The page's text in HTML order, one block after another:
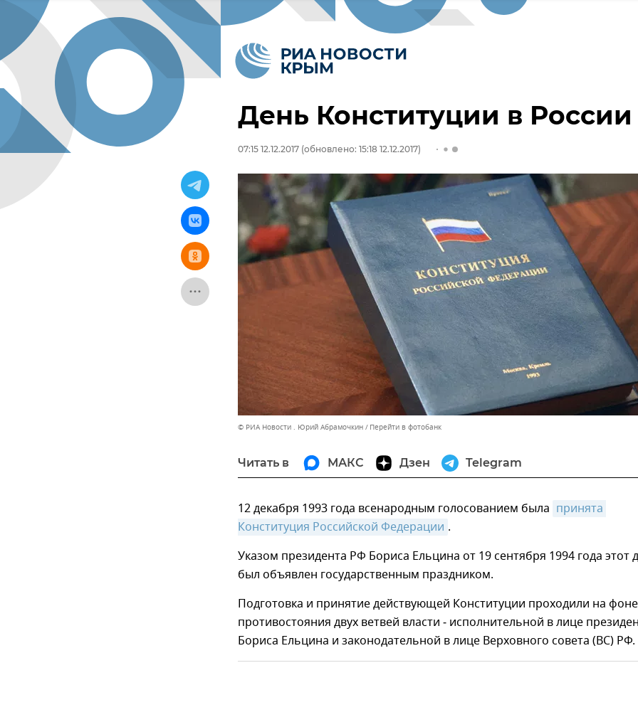
День Конституции в России
07:15 12.12.2017 (обновлено: 15:18 12.12.2017)
© РИА Новости . Юрий Абрамочкин Перейти в фотобанк
Читать в МАКС Дзен Telegram
12 декабря 1993 года всенародным голосованием была принята
Конституция Российской Федерации .
Указом президента РФ Бориса Ельцина от 19 сентября 1994 года этот
был объявлен государственным праздником.
Подготовка и принятие действующей Конституции проходили на фоне
противостояния двух ветвей власти ‑ исполнительной в лице
Бориса Ельцина и законодательной в лице Верховного совета (ВС) РФ.